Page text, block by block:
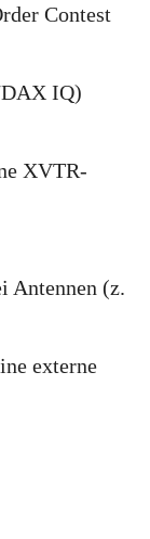
Contest
IQ)
XVTR-
Antennen (z.
externe